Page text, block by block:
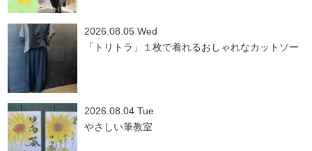
2026.08.05 Wed
「トリトラ」１枚で着れるおしゃれなカットソー
2026.08.04 Tue
やさしい筆教室